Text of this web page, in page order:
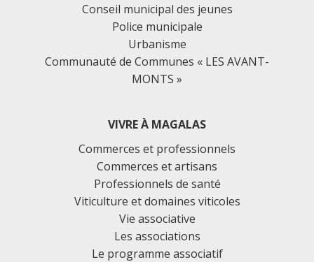
Conseil municipal des jeunes
Police municipale
Urbanisme
Communauté de Communes « LES AVANT-
MONTS »
VIVRE À MAGALAS
Commerces et professionnels
Commerces et artisans
Professionnels de santé
Viticulture et domaines viticoles
Vie associative
Les associations
Le programme associatif